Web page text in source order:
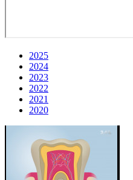
2025
2024
2023
2022
2021
2020